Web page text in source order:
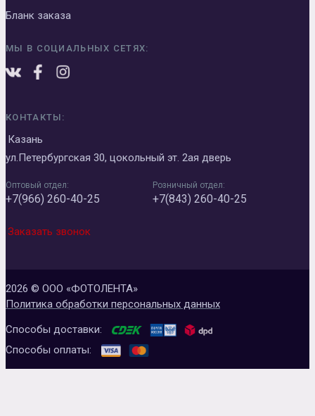
Бланк заказа
МЫ В СОЦИАЛЬНЫХ СЕТЯХ:
КОНТАКТЫ:
Казань
ул.Петербургская 30, цокольный эт. 2ая дверь
Оптовый отдел:
+7(966) 260-40-25
Розничный отдел:
+7(843) 260-40-25
Заказать звонок
2026 © ООО «ФОТОЛЕНТА»
Политика обработки персональных данных
Способы доставки:
Способы оплаты: